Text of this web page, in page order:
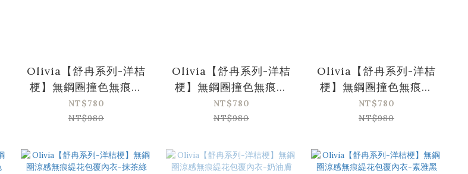
Olivia【舒冉系列-洋桔
梗】無鋼圈撞色無痕輕
氧零感內衣-黑色
NT$780
NT$980
Olivia【舒冉系列-洋桔
梗】無鋼圈撞色無痕輕
氧零感內衣-膚色
NT$780
NT$980
Olivia【舒冉系列-洋桔
梗】無鋼圈撞色無痕輕
氧零感內衣-灰色
NT$780
NT$980